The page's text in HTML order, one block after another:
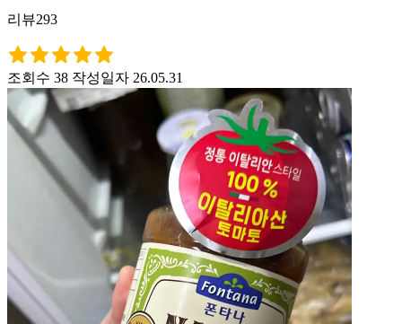
리뷰293
조회수 38 작성일자 26.05.31